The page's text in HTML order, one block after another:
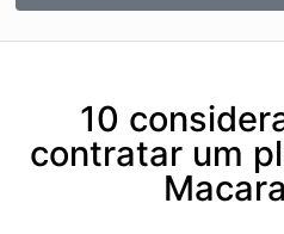
10
contratar um